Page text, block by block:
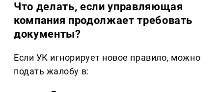
Что делать, если управляющая
компания продолжает требовать
документы?
Если УК игнорирует новое правило, можно
подать жалобу в: